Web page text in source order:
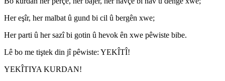
Her eşîr, her malbat û gund bi cil û bergên xwe;
Her parti û her sazî bi gotin û hevok ên xwe pêwiste bibe.
Lê bo me tiştek din jî pêwiste: YEKÎTÎ!
YEKÎTIYA KURDAN!